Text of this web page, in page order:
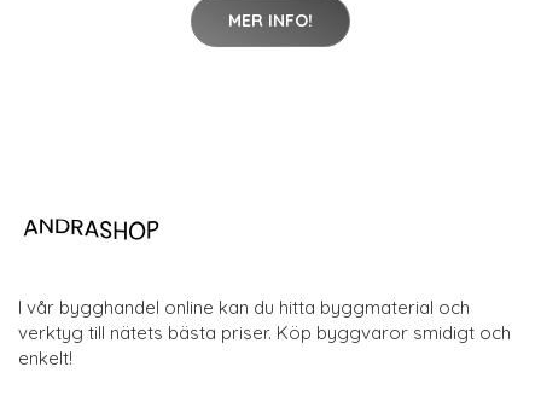
MER INFO!
I vår bygghandel online kan du hitta byggmaterial och
verktyg till nätets bästa priser. Köp byggvaror smidigt och
enkelt!